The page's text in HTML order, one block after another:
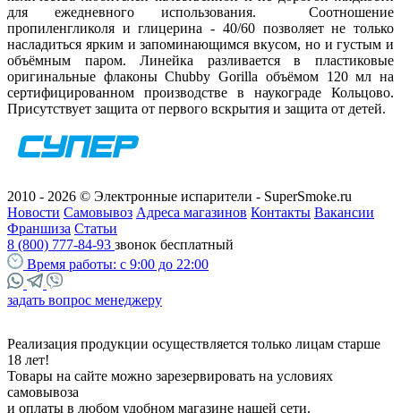
для ежедневного использования. Соотношение
пропиленгликоля и глицерина - 40/60 позволяет не только
насладиться ярким и запоминающимся вкусом, но и густым и
объёмным паром. Линейка разливается в пластиковые
оригинальные флаконы Chubby Gorilla объёмом 120 мл на
сертифицированном производстве в наукограде Кольцово.
Присутствует защита от первого вскрытия и защита от детей.
2010 - 2026 © Электронные испарители - SuperSmoke.ru
Новости Самовывоз Адреса магазинов Контакты Вакансии
Франшиза Статьи
8 (800) 777-84-93 звонок бесплатный
Время работы: с 9:00 до 22:00
задать вопрос менеджеру
Реализация продукции осуществляется только лицам старше
18 лет!
Товары на сайте можно зарезервировать на условиях
самовывоза
и оплаты в любом удобном магазине нашей сети.